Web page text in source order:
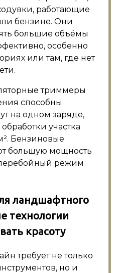
работающие
бензине. Они
большие объёмы
особенно
или там, где нет
триммеры
способны
на одном заряде,
участка
Бензиновые
большую мощность
режим
ландшафтного
технологии
красоту
требует не только
но и